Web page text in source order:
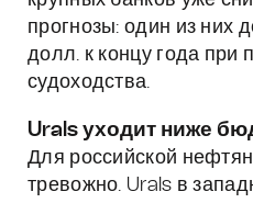
прогнозы: один из них
долл. к концу года при
судоходства.
Urals уходит ниже
Для российской
тревожно. Urals в